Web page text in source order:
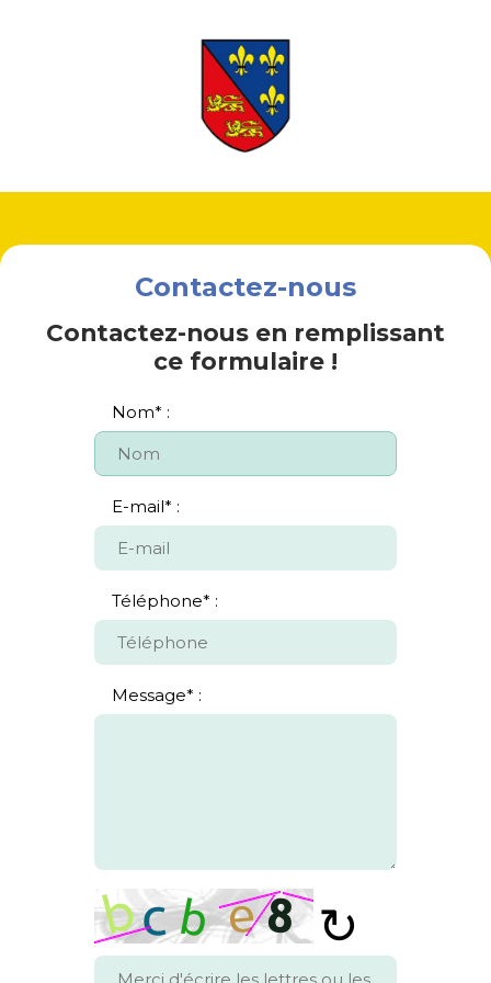
Contactez-nous
Contactez-nous en remplissant
ce formulaire !
Nom*
E-mail*
Téléphone*
Message*
↻